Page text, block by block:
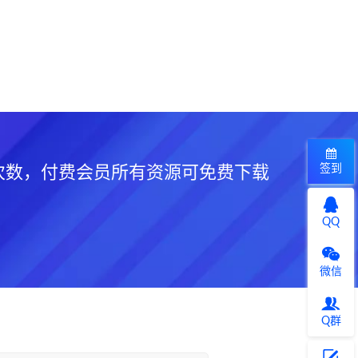
，付费会员所有资源可免费下载 签到
QQ
微信
Q群